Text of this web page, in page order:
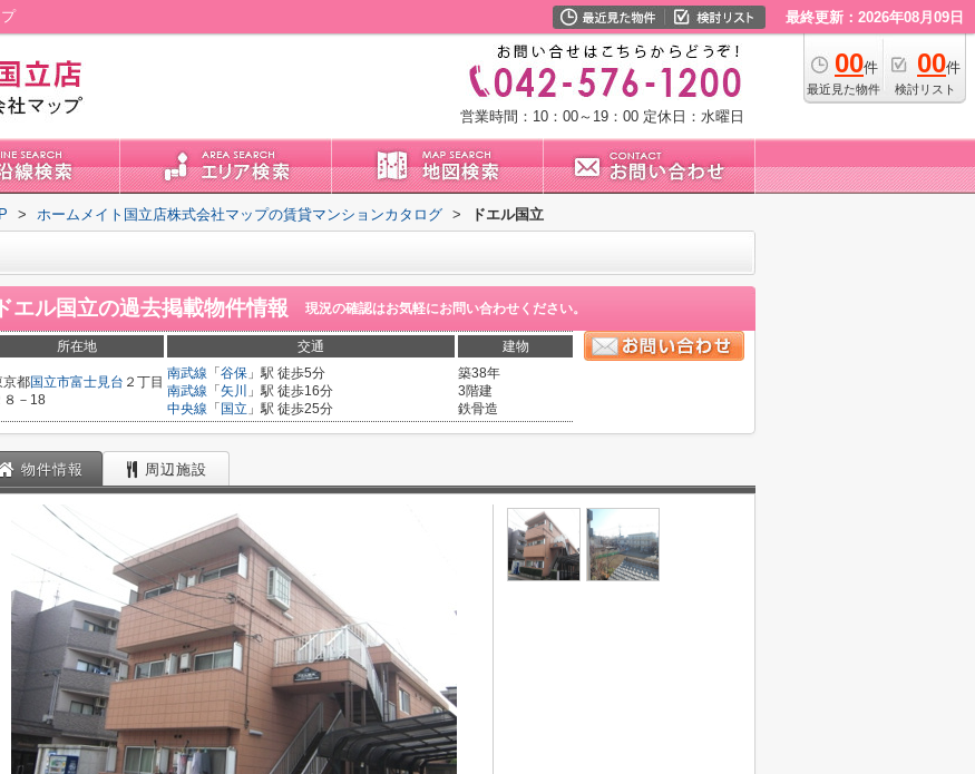
最終更新：2026年08月09日
00件
最近見た物件
00件
検討リスト
営業時間：10：00～19：00 定休日：水曜日
> ホームメイト国立店株式会社マップの賃貸マンションカタログ > ドエル国立
ドエル国立の過去掲載物件情報 現況の確認はお気軽にお問い合わせください。
所在地 交通 建物
京都国立市富士見台 ２丁目
８－18
南武線 「 谷保 」駅 徒歩5分
南武線 「 矢川
」駅 徒歩16分
中央線 「 国立 」駅 徒歩25分
築38年
3階建
鉄骨造
物件情報 周辺施設